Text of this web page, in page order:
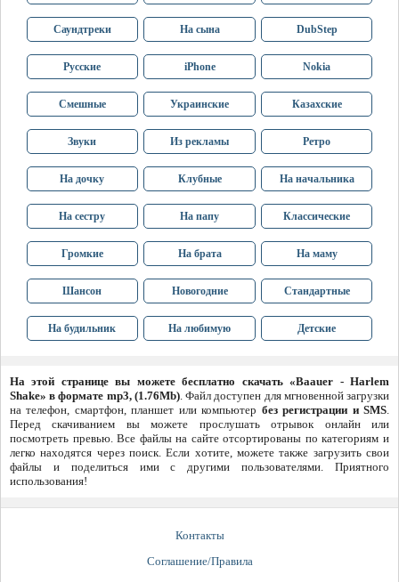
Саундтреки На сына DubStep
Русские iPhone Nokia
Смешные Украинские Казахские
Звуки Из рекламы Ретро
На дочку Клубные На начальника
На сестру На папу Классические
Громкие На брата На маму
Шансон Новогодние Стандартные
На будильник На любимую Детские
На этой странице вы можете бесплатно скачать «Baauer - Harlem
Shake» в формате mp3, (1.76Mb). Файл доступен для мгновенной загрузки
на телефон, смартфон, планшет или компьютер без регистрации и SMS.
Перед скачиванием вы можете прослушать отрывок онлайн или
посмотреть превью. Все файлы на сайте отсортированы по категориям и
легко находятся через поиск. Если хотите, можете также загрузить свои
файлы и поделиться ими с другими пользователями. Приятного
использования!
Контакты
Соглашение/Правила